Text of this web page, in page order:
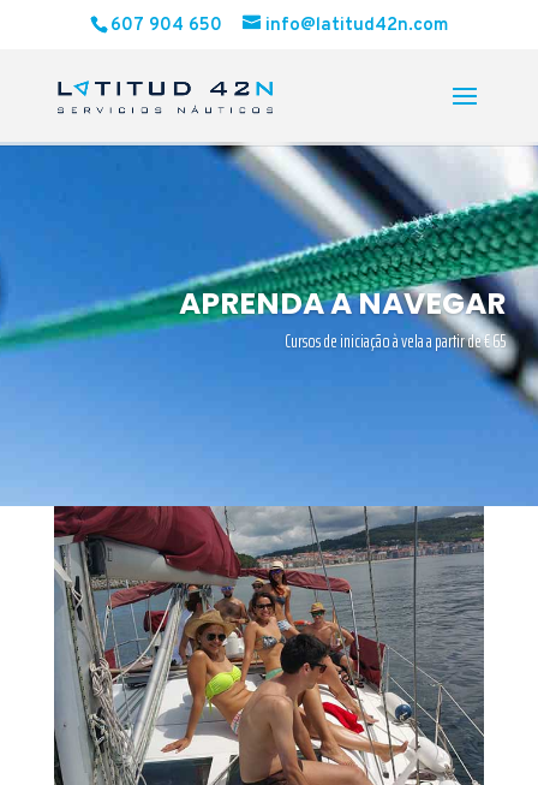
607 904 650 info@latitud42n.com
APRENDA A NAVEGAR
Cursos de iniciação à vela a partir de € 65